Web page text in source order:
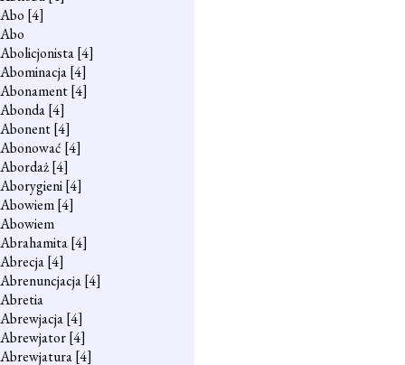
Abo [4]
Abo
Abolicjonista[4]
Abominacja[4]
Abonament[4]
Abonda[4]
Abonent[4]
Abonować [4]
Abordaż[4]
Aborygieni[4]
Abowiem[4]
Abowiem
Abrahamita[4]
Abrecja[4]
Abrenuncjacja[4]
Abretia
Abrewjacja[4]
Abrewjator[4]
Abrewjatura[4]